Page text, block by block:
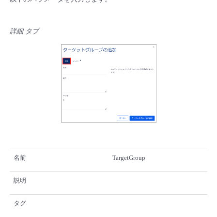
詳細 タブ
名前 TargetGroup
説明
タグ